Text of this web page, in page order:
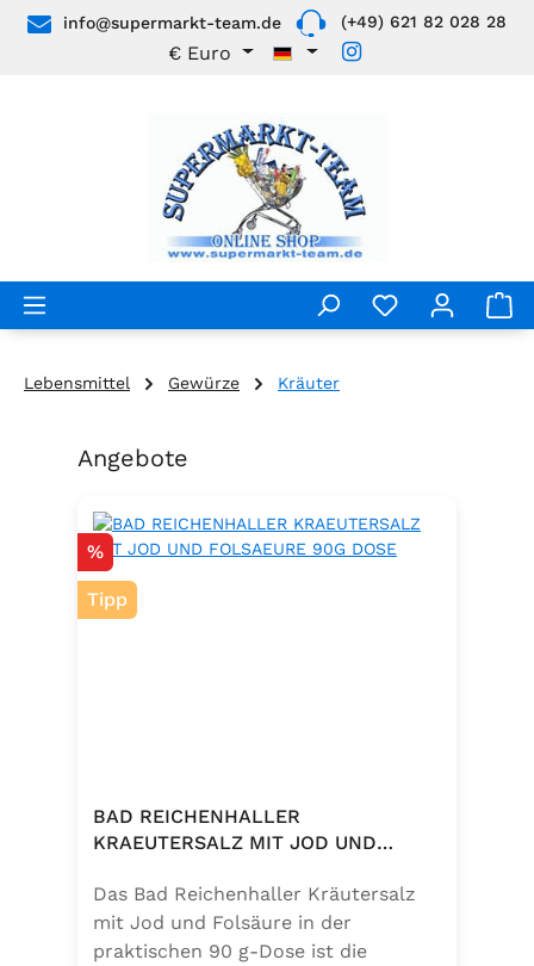
Zum Hauptinhalt springen
info@supermarkt-team.de (+49) 621 82 028 28
€ Euro
Lebensmittel Gewürze Kräuter
Produktgalerie überspringen
Angebote
Rabatt
%
Tipp
BAD REICHENHALLER
KRAEUTERSALZ MIT JOD UND
Das Bad Reichenhaller Kräutersalz
mit Jod und Folsäure in der
praktischen 90 g-Dose ist die